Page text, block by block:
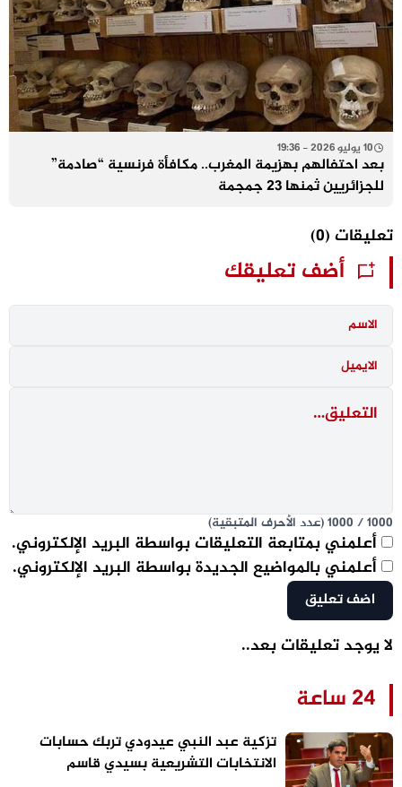
10 يوليو 2026 - 19:36
بعد احتفالهم بهزيمة المغرب.. مكافأة فرنسية “صادمة”
للجزائريين ثمنها 23 جمجمة
تعليقات (0)
أضف تعليقك
1000
/
1000(عدد الأحرف المتبقية)
أعلمني بمتابعة التعليقات بواسطة البريد الإلكتروني.
أعلمني بالمواضيع الجديدة بواسطة البريد الإلكتروني.
لا يوجد تعليقات بعد..
24 ساعة
تزكية عبد النبي عيدودي تربك حسابات
الانتخابات التشريعية بسيدي قاسم